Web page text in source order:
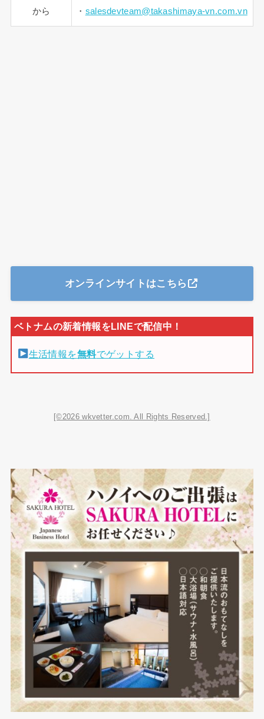
から
・ salesdevteam@takashimaya-vn.com.vn
オンラインサイトはこちら
生活情報を無料でゲットする
[©2026 wkvetter.com. All Rights Reserved.]